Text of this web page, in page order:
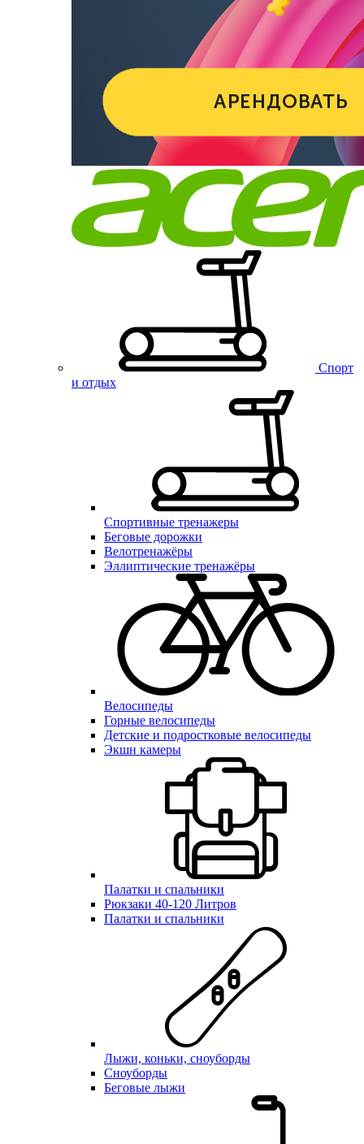
Спорт
и отдых
Спортивные тренажеры
Беговые дорожки
Велотренажёры
Эллиптические тренажёры
Велосипеды
Горные велосипеды
Детские и подростковые велосипеды
Экшн камеры
Палатки и спальники
Рюкзаки 40-120 Литров
Палатки и спальники
Лыжи, коньки, сноуборды
Сноуборды
Беговые лыжи